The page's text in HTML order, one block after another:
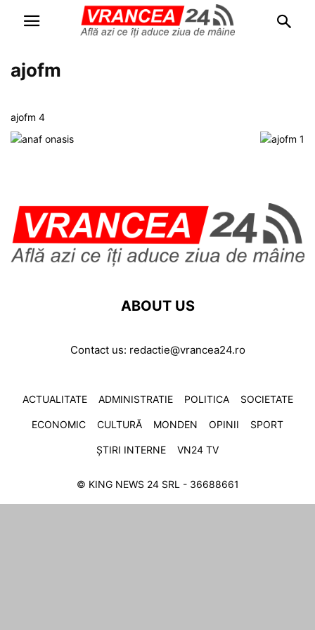
ajofm
ajofm 4
ABOUT US
Contact us: redactie@vrancea24.ro
ACTUALITATE ADMINISTRATIE POLITICA SOCIETATE
ECONOMIC CULTURĂ MONDEN OPINII SPORT
ȘTIRI INTERNE VN24 TV
© KING NEWS 24 SRL - 36688661